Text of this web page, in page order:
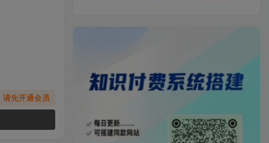
请先开通会员